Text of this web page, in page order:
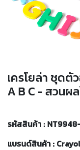
เครโยล่า ชุดตั
A B C - สวนผ
รหัสสินค้า :
แบรนด์สินค้า :